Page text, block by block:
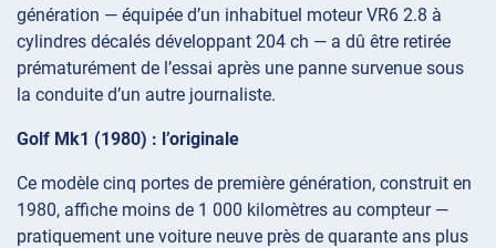
génération — équipée d’un inhabituel moteur VR6 2.8 à
cylindres décalés développant 204 ch — a dû être retirée
prématurément de l’essai après une panne survenue sous
la conduite d’un autre journaliste.
Golf Mk1 (1980) : l’originale
Ce modèle cinq portes de première génération, construit en
1980, affiche moins de 1 000 kilomètres au compteur —
pratiquement une voiture neuve près de quarante ans plus